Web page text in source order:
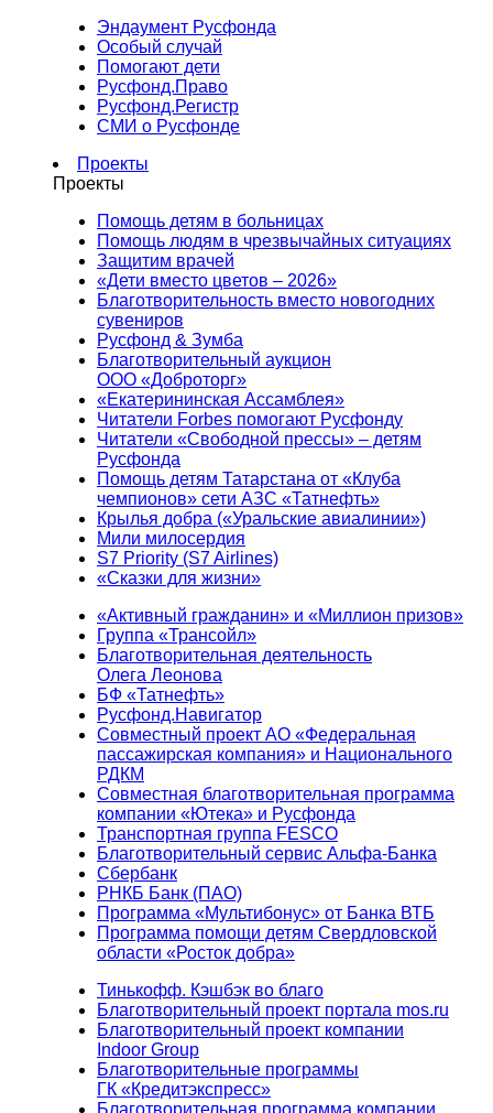
Эндаумент Русфонда
Особый случай
Помогают дети
Русфонд.Право
Русфонд.Регистр
СМИ о Русфонде
Проекты
Проекты
Помощь детям в больницах
Помощь людям в чрезвычайных ситуациях
Защитим врачей
«Дети вместо цветов – 2026»
Благотворительность вместо новогодних
сувениров
Русфонд & Зумба
Благотворительный аукцион
ООО «Доброторг»
«Екатерининская Ассамблея»
Читатели Forbes помогают Русфонду
Читатели «Свободной прессы» – детям
Русфонда
Помощь детям Татарстана от «Клуба
чемпионов» сети АЗС «Татнефть»
Крылья добра («Уральские авиалинии»)
Мили милосердия
S7 Priority (S7 Airlines)
«Сказки для жизни»
«Активный гражданин» и «Миллион призов»
Группа «Трансойл»
Благотворительная деятельность
Олега Леонова
БФ «Татнефть»
Русфонд.Навигатор
Совместный проект АО «Федеральная
пассажирская компания» и Национального
РДКМ
Совместная благотворительная программа
компании «Ютека» и Русфонда
Транспортная группа FESCO
Благотворительный сервис Альфа-Банка
Сбербанк
РНКБ Банк (ПАО)
Программа «Мультибонус» от Банка ВТБ
Программа помощи детям Свердловской
области «Росток добра»
Тинькофф. Кэшбэк во благо
Благотворительный проект портала mos.ru
Благотворительный проект компании
Indoor Group
Благотворительные программы
ГК «Кредитэкспресс»
Благотворительная программа компании